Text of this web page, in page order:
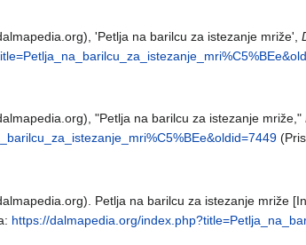
'Petlja na barilcu za istezanje mriže',
"Petlja na barilcu za istezanje mriže,"
Petlja na barilcu za istezanje mriže
https://dalmapedia.org/